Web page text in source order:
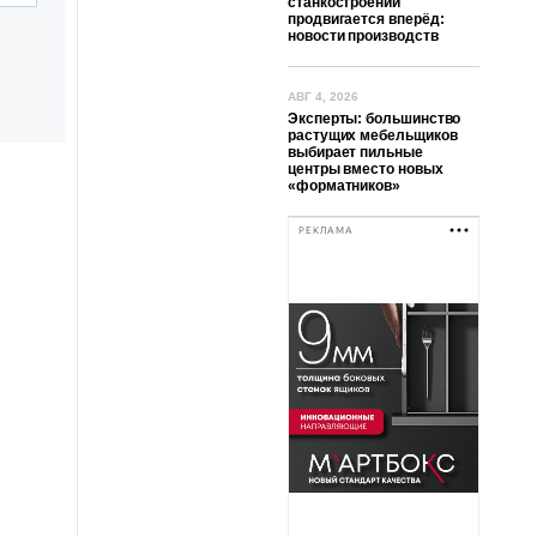
продвигается вперёд:
новости производств
АВГ 4, 2026
Эксперты: большинство
растущих мебельщиков
выбирает пильные
центры вместо новых
«форматников»
РЕКЛАМА